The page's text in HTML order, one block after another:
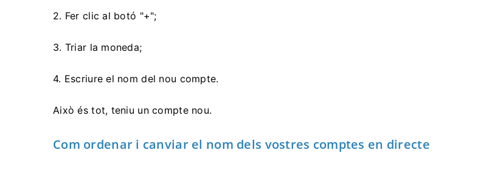
2. Fer clic al botó "+";
3. Triar la moneda;
4. Escriure el nom del nou compte.
Això és tot, teniu un compte nou.
Com ordenar i canviar el nom dels vostres comptes en directe